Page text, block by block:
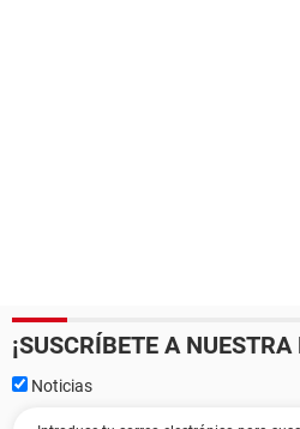
¡SUSCRÍBETE A
Noticias